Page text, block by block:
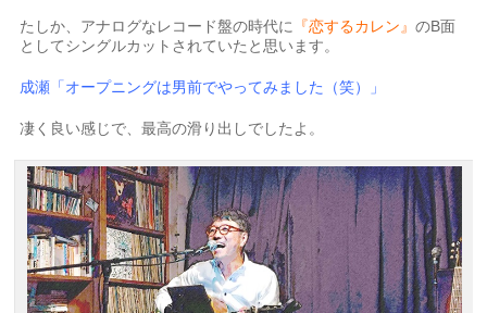
たしか、アナログなレコード盤の時代に 『恋するカレン』のB面
としてシングルカットされていたと思います。
成瀬「オープニングは男前でやってみました（笑）」
凄く良い感じで、最高の滑り出しでしたよ。